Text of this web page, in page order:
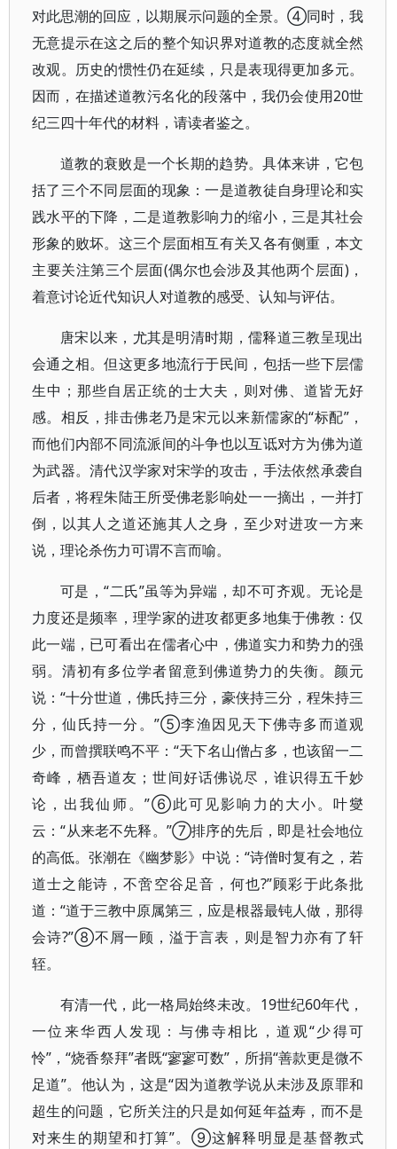
对此思潮的回应，以期展示问题的全景。④同时，我
无意提示在这之后的整个知识界对道教的态度就全然
改观。历史的惯性仍在延续，只是表现得更加多元。
因而，在描述道教污名化的段落中，我仍会使用20世
纪三四十年代的材料，请读者鉴之。
道教的衰败是一个长期的趋势。具体来讲，它包
括了三个不同层面的现象：一是道教徒自身理论和实
践水平的下降，二是道教影响力的缩小，三是其社会
形象的败坏。这三个层面相互有关又各有侧重，本文
主要关注第三个层面(偶尔也会涉及其他两个层面)，
着意讨论近代知识人对道教的感受、认知与评估。
唐宋以来，尤其是明清时期，儒释道三教呈现出
会通之相。但这更多地流行于民间，包括一些下层儒
生中；那些自居正统的士大夫，则对佛、道皆无好
感。相反，排击佛老乃是宋元以来新儒家的“标配”，
而他们内部不同流派间的斗争也以互诋对方为佛为道
为武器。清代汉学家对宋学的攻击，手法依然承袭自
后者，将程朱陆王所受佛老影响处一一摘出，一并打
倒，以其人之道还施其人之身，至少对进攻一方来
说，理论杀伤力可谓不言而喻。
可是，“二氏”虽等为异端，却不可齐观。无论是
力度还是频率，理学家的进攻都更多地集于佛教：仅
此一端，已可看出在儒者心中，佛道实力和势力的强
弱。清初有多位学者留意到佛道势力的失衡。颜元
说：“十分世道，佛氏持三分，豪侠持三分，程朱持三
分，仙氏持一分。”⑤李渔因见天下佛寺多而道观
少，而曾撰联鸣不平：“天下名山僧占多，也该留一二
奇峰，栖吾道友；世间好话佛说尽，谁识得五千妙
论，出我仙师。”⑥此可见影响力的大小。叶燮
云：“从来老不先释。”⑦排序的先后，即是社会地位
的高低。张潮在《幽梦影》中说：“诗僧时复有之，若
道士之能诗，不啻空谷足音，何也?”顾彩于此条批
道：“道于三教中原属第三，应是根器最钝人做，那得
会诗?”⑧不屑一顾，溢于言表，则是智力亦有了轩
轾。
有清一代，此一格局始终未改。19世纪60年代，
一位来华西人发现：与佛寺相比，道观“少得可
怜”，“烧香祭拜”者既“寥寥可数”，所捐“善款更是微不
足道”。他认为，这是“因为道教学说从未涉及原罪和
超生的问题，它所关注的只是如何延年益寿，而不是
对来生的期望和打算”。⑨这解释明显是基督教式